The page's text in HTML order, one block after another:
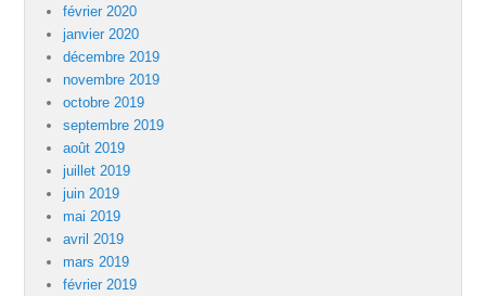
février 2020
janvier 2020
décembre 2019
novembre 2019
octobre 2019
septembre 2019
août 2019
juillet 2019
juin 2019
mai 2019
avril 2019
mars 2019
février 2019